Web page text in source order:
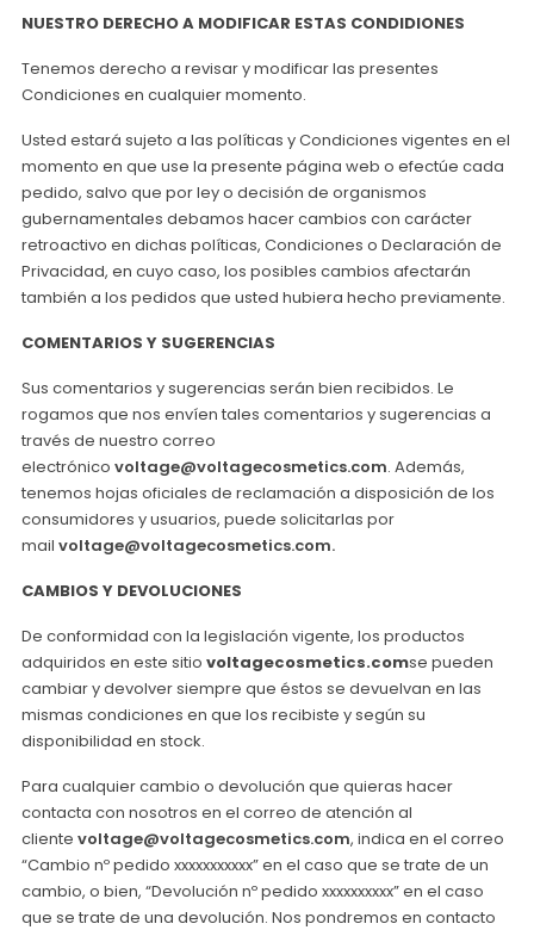
NUESTRO DERECHO A MODIFICAR ESTAS CONDIDIONES
Tenemos derecho a revisar y modificar las presentes
Condiciones en cualquier momento.
Usted estará sujeto a las políticas y Condiciones vigentes en el
momento en que use la presente página web o efectúe cada
pedido, salvo que por ley o decisión de organismos
gubernamentales debamos hacer cambios con carácter
retroactivo en dichas políticas, Condiciones o Declaración de
Privacidad, en cuyo caso, los posibles cambios afectarán
también a los pedidos que usted hubiera hecho previamente.
COMENTARIOS Y SUGERENCIAS
Sus comentarios y sugerencias serán bien recibidos. Le
rogamos que nos envíen tales comentarios y sugerencias a
través de nuestro correo
electrónico voltage@voltagecosmetics.com. Además,
tenemos hojas oficiales de reclamación a disposición de los
consumidores y usuarios, puede solicitarlas por
mail voltage@voltagecosmetics.com.
CAMBIOS Y DEVOLUCIONES
De conformidad con la legislación vigente, los productos
adquiridos en este sitio voltagecosmetics.comse pueden
cambiar y devolver siempre que éstos se devuelvan en las
mismas condiciones en que los recibiste y según su
disponibilidad en stock.
Para cualquier cambio o devolución que quieras hacer
contacta con nosotros en el correo de atención al
cliente voltage@voltagecosmetics.com, indica en el correo
“Cambio nº pedido xxxxxxxxxxx” en el caso que se trate de un
cambio, o bien, “Devolución nº pedido xxxxxxxxxx” en el caso
que se trate de una devolución. Nos pondremos en contacto